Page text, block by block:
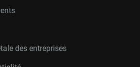
des entreprises